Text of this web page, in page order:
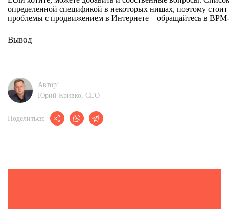
определенной спецификой в некоторых нишах, поэтому
проблемы с продвижением в Интернете – обращайтесь в
Вывод
Автор:
Юрий Кривко, CEО
Поделиться: